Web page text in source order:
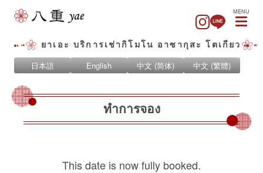
ยาเอะ บริการเช่ากิโมโน อาซากุสะ โตเกียว
日本語 English 中文 (简体) 中文 (繁體)
MENU
ทำการจอง
This date is now fully booked.